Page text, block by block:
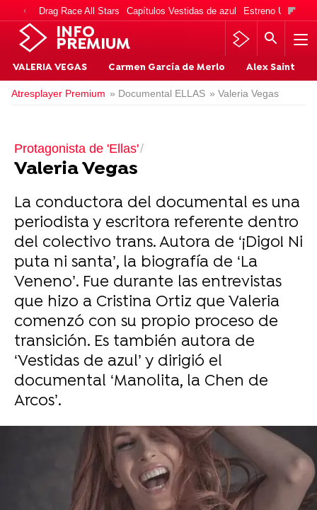
Drag Race All Stars Capítulos Vestidas de azul Estreno Una
INFO
PREMIUM
VALERIA VEGAS Carmen García de Merlo Alex Saint
Atresplayer Premium » Documental ELLAS » Valeria Vegas
Protagonista de 'Ellas'
Valeria Vegas
La conductora del documental es una
periodista y escritora referente dentro
del colectivo trans. Autora de ‘¡Digo! Ni
puta ni santa’, la biografía de ‘La
Veneno’. Fue durante las entrevistas
que hizo a Cristina Ortiz que Valeria
comenzó con su propio proceso de
transición. Es también autora de
‘Vestidas de azul’ y dirigió el
documental ‘Manolita, la Chen de
Arcos’.